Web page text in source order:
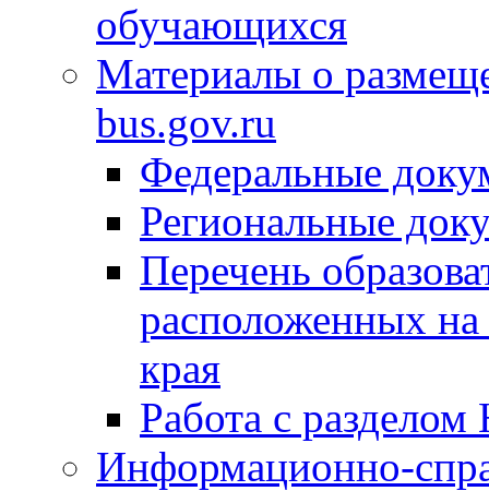
обучающихся
Материалы о
bus.gov.ru
Федеральные
Региональные
Перечень
расположенных на
края
Работа с
Информационно-